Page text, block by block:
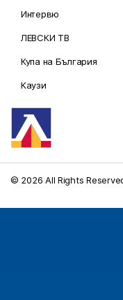
Интервю
ЛЕВСКИ ТВ
Купа на България
Каузи
© 2026 All Rights